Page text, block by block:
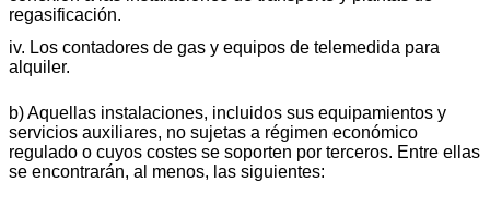
regasificación.
iv. Los contadores de gas y equipos de telemedida para
alquiler.
b) Aquellas instalaciones, incluidos sus equipamientos y
servicios auxiliares, no sujetas a régimen económico
regulado o cuyos costes se soporten por terceros. Entre ellas
se encontrarán, al menos, las siguientes: